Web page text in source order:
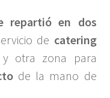
repartió en dos
de catering
otra zona para
de la mano de